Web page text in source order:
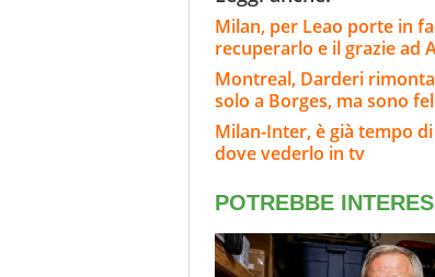
Milan, per Leao porte in
recuperarlo e il grazie ad
Montreal, Darderi
solo a Borges, ma sono
Milan-Inter, è già tempo
dove vederlo in tv